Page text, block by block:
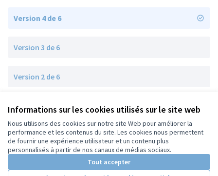
Informations sur les cookies utilisés sur le site web
Nous utilisons des cookies sur notre site Web pour améliorer la
performance et les contenus du site. Les cookies nous permettent
de fournir une expérience utilisateur et un contenu plus
personnalisés à partir de nos canaux de médias sociaux.
Tout accepter
Version 4 de 6
Version 3 de 6
Version 2 de 6
Version 1 de 6
Conditions d'utilisation
Paramètres des cookies